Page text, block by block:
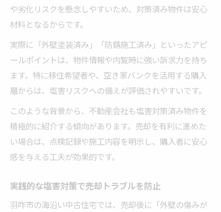
や劣化リスクを懸念しやすいため、対策済み物件は安心
材料となるからです。
実際に「外壁塗装済み」「防錆施工済み」といったアピ
ールポイントは、物件情報や内覧時に強い訴求力を持ち
ます。特に移住希望者や、空き家バンクを活用する購入
層からは、塩害リスクへの備えが評価されやすいです。
このような背景から、不動産会社も塩害対策済み物件を
積極的に紹介する傾向があります。売却を有利に進めた
い場合は、点検記録や施工内容を明示し、購入者に安心
感を与える工夫が効果的です。
実践的な塩害対策で売却トラブルを防止
羽咋市の海沿い中古住宅では、売却後に「外壁の傷みが